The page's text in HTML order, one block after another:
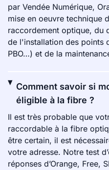
par Vendée Numérique,
mise en oeuvre technique
raccordement optique, du
de l'installation des points
PBO…) et de la
Comment savoir si
éligible à la fibre ?
Il est très probable que
raccordable à la fibre
être certain, il est
votre adresse. Notre test
réponses d’Orange, Free,